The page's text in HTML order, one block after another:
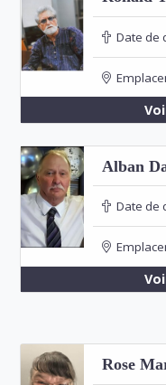
Date de
Alban
Date de
Rose